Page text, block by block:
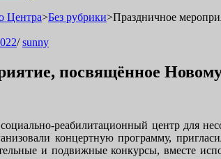
Центра>Без рубрики>Праздничное
/ sunny
посвящённое
реабилитационный центр для
концертную программу,
и подвижные конкурсы, вместе